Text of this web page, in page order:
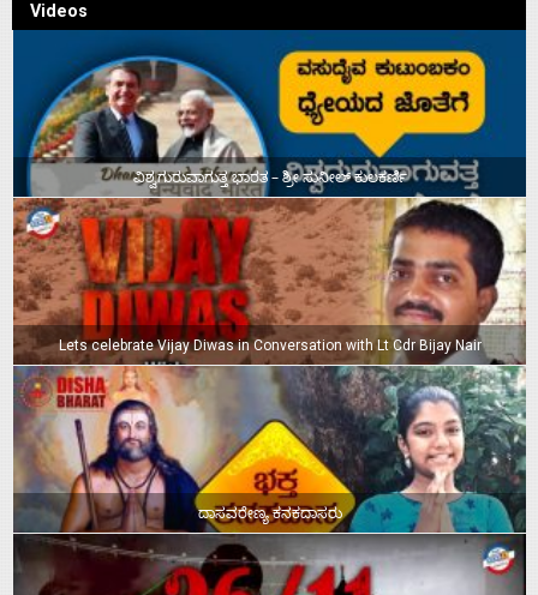
Videos
ವಿಶ್ವಗುರುವಾಗುತ್ತ ಭಾರತ – ಶ್ರೀ ಸುನೀಲ್‌ ಕುಲಕರ್ಣಿ
Lets celebrate Vijay Diwas in Conversation with Lt Cdr Bijay Nair
ದಾಸವರೇಣ್ಯ ಕನಕದಾಸರು